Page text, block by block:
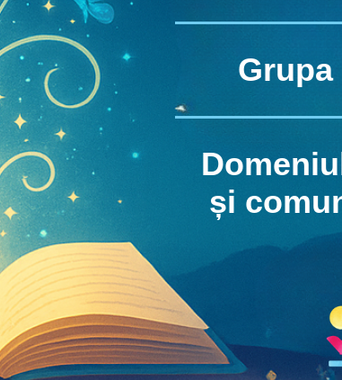
și